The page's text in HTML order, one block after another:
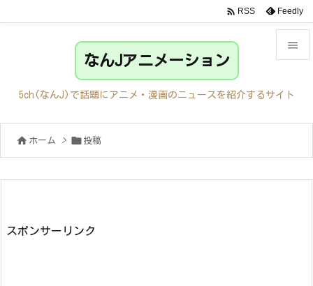

サイド
前へ

 RSS Feedly
なんJアニメーション
5ch(なんJ)で話題にアニメ・漫画のニュースを紹介するサイト
 ホーム >  投稿
スポンサーリンク